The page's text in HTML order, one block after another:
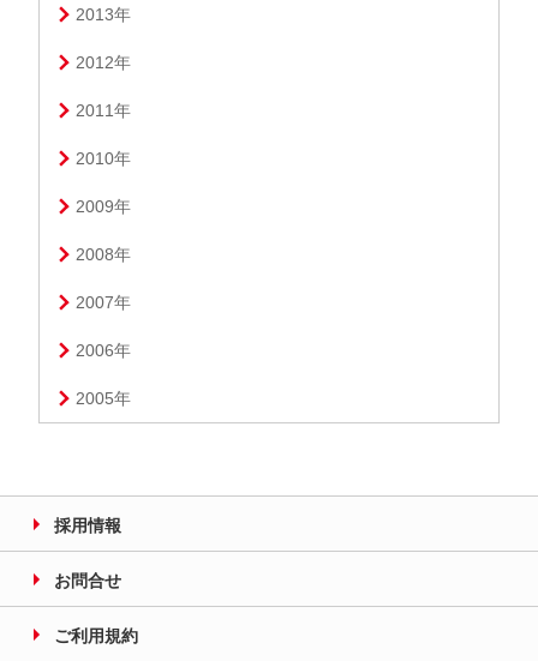
2013年
2012年
2011年
2010年
2009年
2008年
2007年
2006年
2005年
採用情報
お問合せ
ご利用規約